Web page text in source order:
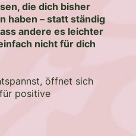
die dich bisher
haben – statt ständig
andere es leichter
nicht für dich
öffnet sich
positive